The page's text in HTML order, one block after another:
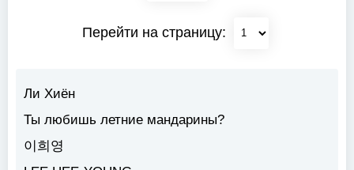
Перейти на страницу:
Ли Хиён
Ты любишь летние мандарины?
이희영